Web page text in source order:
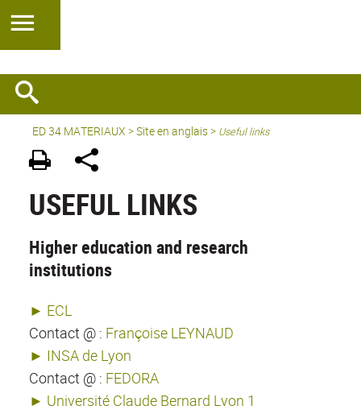
ED 34 MATERIAUX >Site en anglais> Useful links
USEFUL LINKS
Higher education and research
institutions
► ECL
Contact @ : Françoise LEYNAUD
► INSA de Lyon
Contact @ : FEDORA
► Université Claude Bernard Lyon 1